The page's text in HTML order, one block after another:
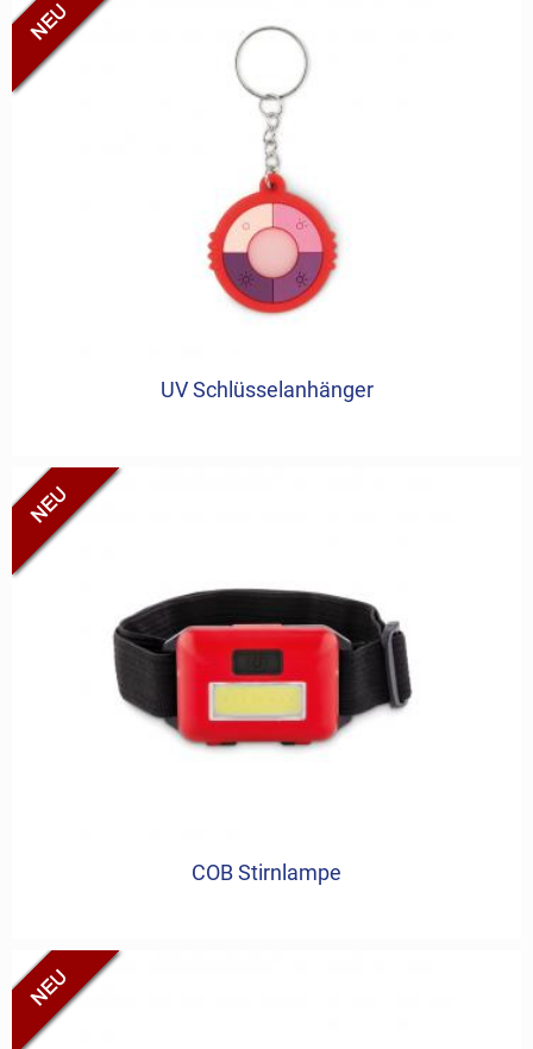
UV Schlüsselanhänger
COB Stirnlampe